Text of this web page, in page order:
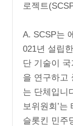
로젝트
A. SCSP는
021년 설립
단 기술이
을 연구하고
는 단체입니
보위원회’
슬롯킨 민주